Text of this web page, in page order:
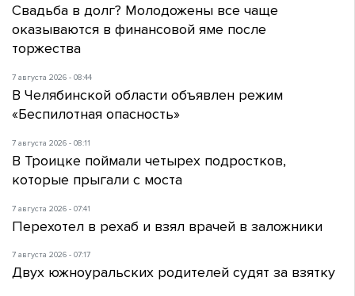
Свадьба в долг? Молодожены все чаще
оказываются в финансовой яме после
торжества
7 августа 2026 - 08:44
В Челябинской области объявлен режим
«Беспилотная опасность»
7 августа 2026 - 08:11
В Троицке поймали четырех подростков,
которые прыгали с моста
7 августа 2026 - 07:41
Перехотел в рехаб и взял врачей в заложники
7 августа 2026 - 07:17
Двух южноуральских родителей судят за взятку